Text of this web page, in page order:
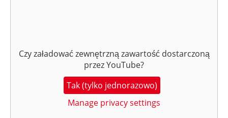
Czy załadować zewnętrzną zawartość dostarczoną
przezYouTube?
Tak (tylko jednorazowo)
Manage privacy settings